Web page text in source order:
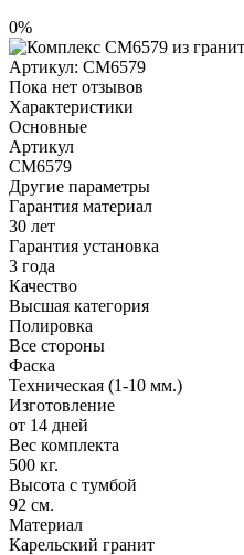
0%
Артикул: CM6579
Пока нет отзывов
Характеристики
Основные
Артикул
CM6579
Другие параметры
Гарантия материал
30 лет
Гарантия установка
3 года
Качество
Высшая категория
Полировка
Все стороны
Фаска
Техническая (1-10 мм.)
Изготовление
от 14 дней
Вес комплекта
500 кг.
Высота с тумбой
92 см.
Материал
Карельский гранит